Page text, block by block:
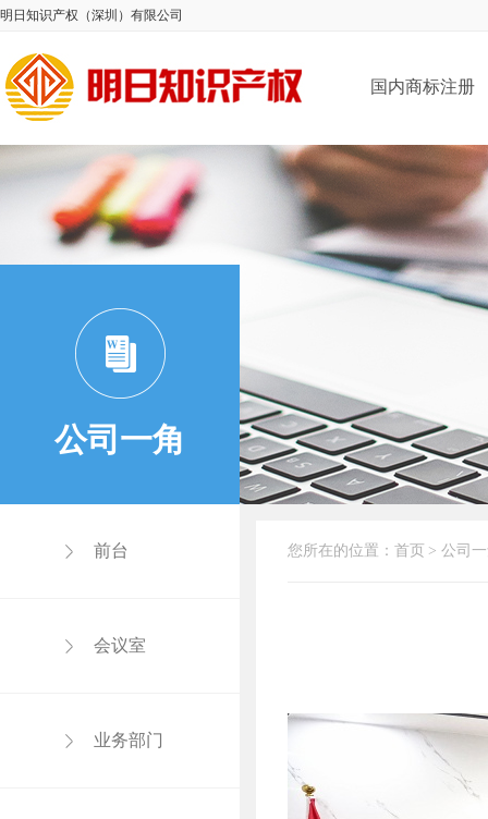
明日知识产权（深圳）有限公司
国内商标注册
公司一角
前台
会议室
业务部门
您所在的位置： 首页 > 公司